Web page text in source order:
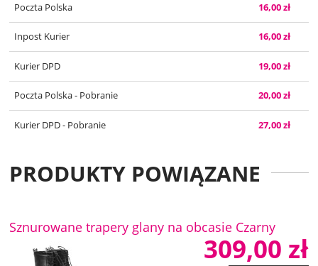
Poczta Polska 16,00 zł
Inpost Kurier 16,00 zł
Kurier DPD 19,00 zł
Poczta Polska - Pobranie 20,00 zł
Kurier DPD - Pobranie 27,00 zł
PRODUKTY POWIĄZANE
Sznurowane trapery glany na obcasie Czarny
309,00 zł